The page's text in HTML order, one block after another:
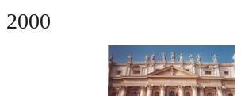
2000